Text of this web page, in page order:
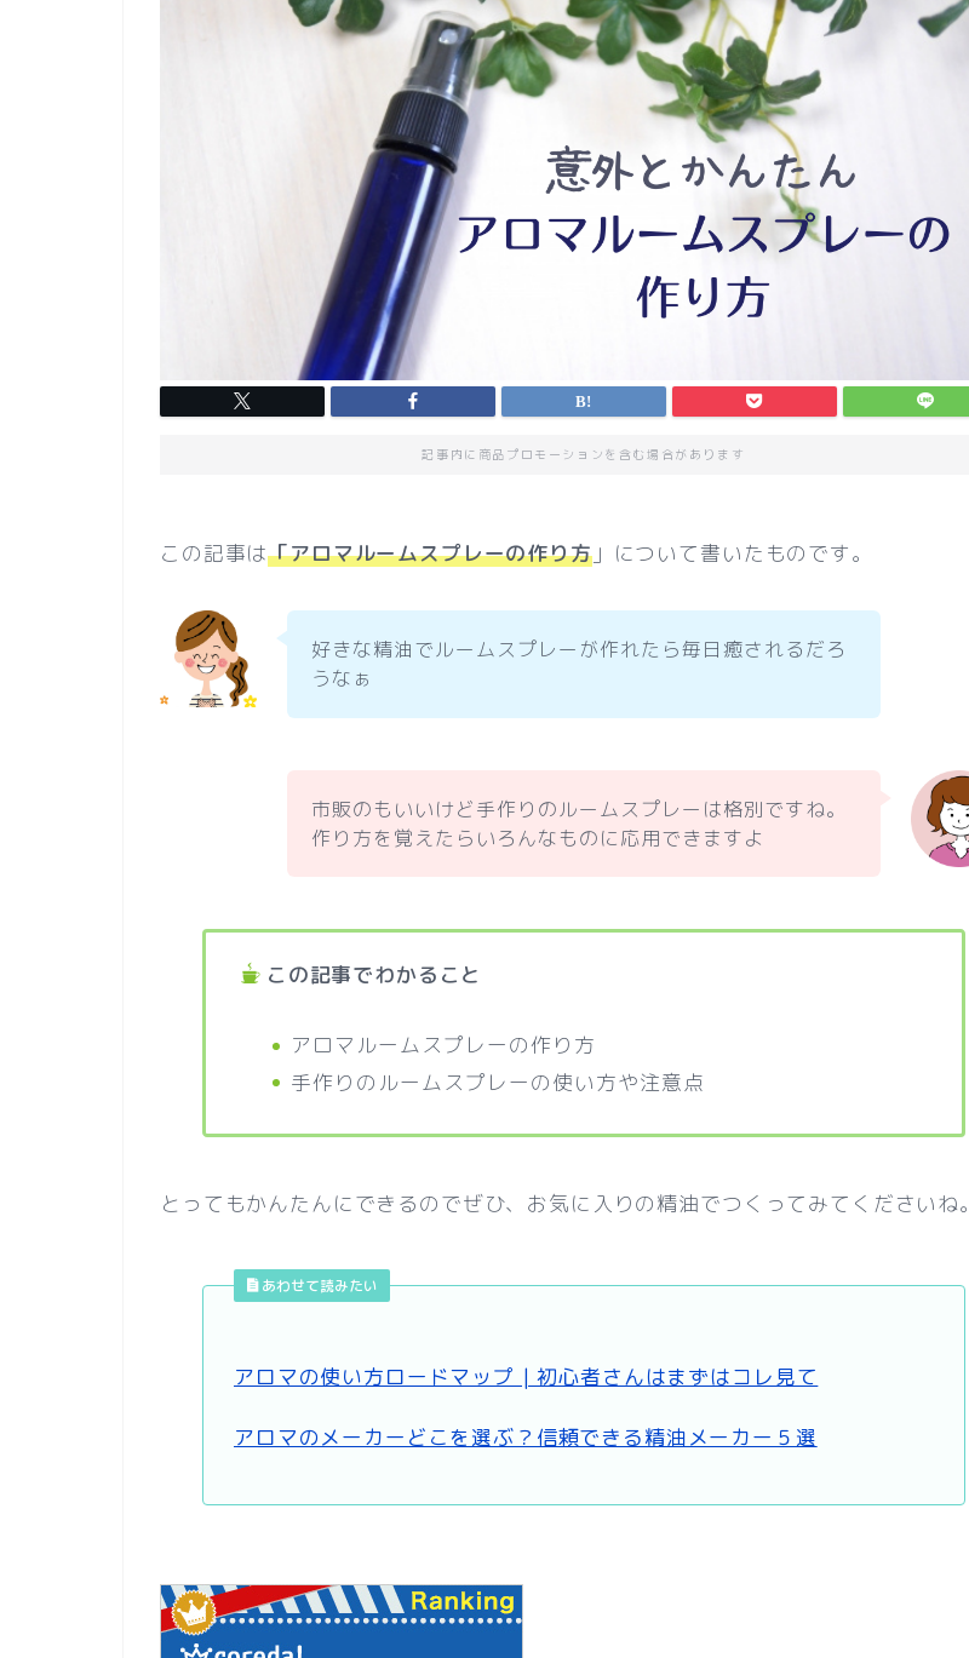
記事内に商品プロモーションを含む場合があります
この記事は「アロマルームスプレーの作り方」について書いたものです。
好きな精油でルームスプレーが作れたら毎日癒されるだろ
うなぁ
市販のもいいけど手作りのルームスプレーは格別ですね。
作り方を覚えたらいろんなものに応用できますよ
この記事でわかること
アロマルームスプレーの作り方
手作りのルームスプレーの使い方や注意点
とってもかんたんにできるのでぜひ、お気に入りの精油でつくってみてくださいね。
あわせて読みたい
アロマの使い方ロードマップ | 初心者さんはまずはコレ見て
アロマのメーカーどこを選ぶ？信頼できる精油メーカー５選